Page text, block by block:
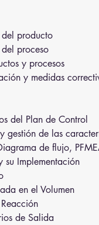
del producto
proceso
y procesos
y medidas
del Plan de Control
de las
de flujo,
su Implementación
en el Volumen
de Salida